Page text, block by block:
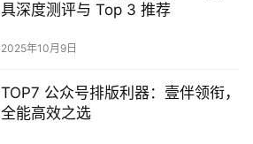
具深度测评与 Top 3 推荐
2025年10月9日
TOP7 公众号排版利器：壹伴领衔，
全能高效之选